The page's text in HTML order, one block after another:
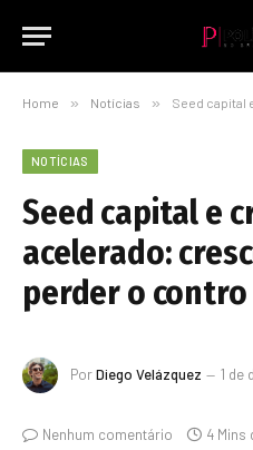
Home » Notícias » Seed capital e
NOTÍCIAS
Seed capital e
acelerado:
perder o contro
PorDiego Velázquez 1 de
Nenhum comentário 4 Mins